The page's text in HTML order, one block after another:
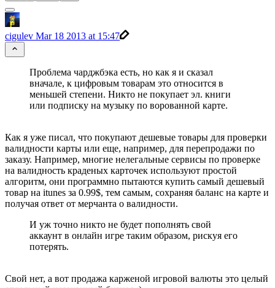
cigulev Mar 18 2013 at 15:47
Проблема чарджбэка есть, но как я и сказал
вначале, к цифровым товарам это относится в
меньшей степени. Никто не покупает эл. книги
или подписку на музыку по ворованной карте.
Как я уже писал, что покупают дешевые товары для проверки
валидности карты или еще, например, для перепродажи по
заказу. Например, многие нелегальные сервисы по проверке
на валидность краденых карточек используют простой
алгоритм, они программно пытаются купить самый дешевый
товар на itunes за 0.99$, тем самым, сохраняя баланс на карте и
получая ответ от мерчанта о валидности.
И уж точно никто не будет пополнять свой
аккаунт в онлайн игре таким образом, рискуя его
потерять.
Свой нет, а вот продажа карженой игровой валюты это целый